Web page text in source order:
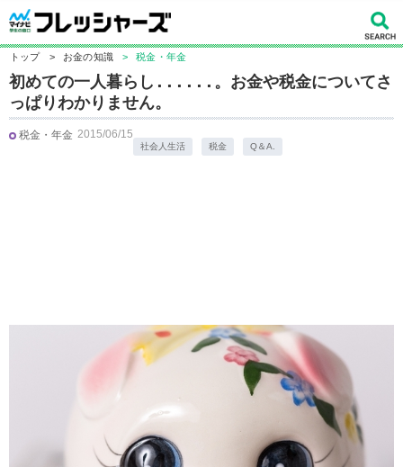
トップ > お金の知識 > 税金・年金
初めての一人暮らし......。お金や税金についてさ
っぱりわかりません。
税金・年金 2015/06/15
社会人生活 税金 Q＆A.